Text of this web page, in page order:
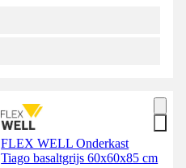
FLEX WELL Onderkast
Tiago basaltgrijs 60x60x85 cm